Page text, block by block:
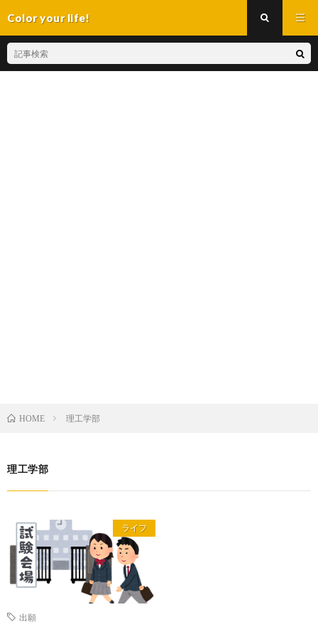
Color your life!
HOME 理工学部
理工学部
ライフ
出願